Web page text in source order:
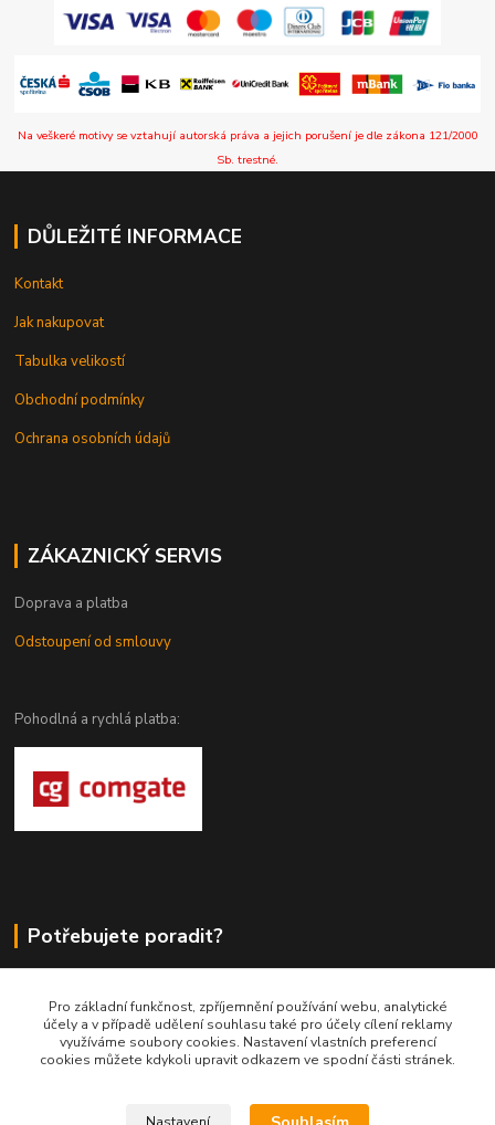
Na veškeré motivy se vztahují autorská práva a jejich porušení je dle zákona 121/2000
Sb. trestné.
DŮLEŽITÉ INFORMACE
Kontakt
Jak nakupovat
Tabulka velikostí
Obchodní podmínky
Ochrana osobních údajů
ZÁKAZNICKÝ SERVIS
Doprava a platba
Odstoupení od smlouvy
Pohodlná a rychlá platba:
Potřebujete poradit?
+420 731 722 844
Pro základní funkčnost, zpříjemnění používání webu, analytické
účely a v případě udělení souhlasu také pro účely cílení reklamy
využíváme soubory cookies. Nastavení vlastních preferencí
cookies můžete kdykoli upravit odkazem ve spodní části stránek.